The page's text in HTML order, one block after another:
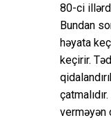
80-ci
Bundan
həyata
keçirir.
verməyən